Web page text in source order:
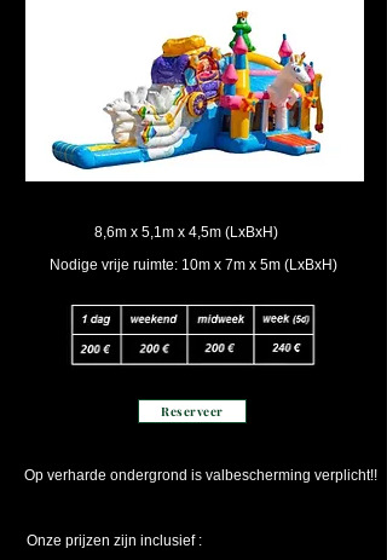
8,6m x 5,1m x 4,5m (LxBxH)
Nodige vrije ruimte: 10m x 7m x 5m (LxBxH)
Reserveer
Op verharde ondergrond is valbescherming verplicht!!
Onze prijzen zijn inclusief :